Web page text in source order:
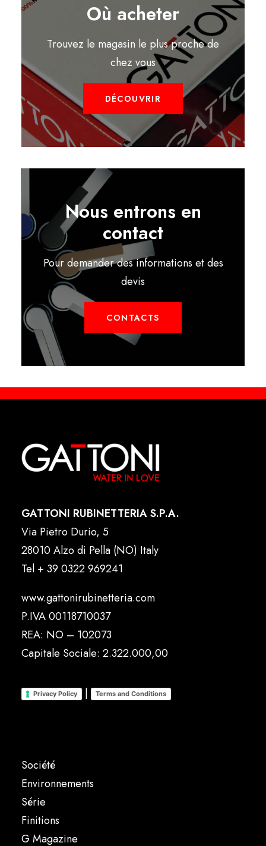
Où acheter
Trouvez le magasin le plus proche de
chez vous
DÉCOUVRIR
Nous entrons en
contact
Pour demander des informations et des
devis
CONTACTS
GATTONI RUBINETTERIA S.P.A.
Via Pietro Durio, 5
28010 Alzo di Pella (NO) Italy
Tel + 39 0322 969241
www.gattonirubinetteria.com
P.IVA 00118710037
REA: NO – 102073
Capitale Sociale: 2.322.000,00
Privacy Policy | Terms and Conditions
Société
Environnements
Série
Finitions
G Magazine